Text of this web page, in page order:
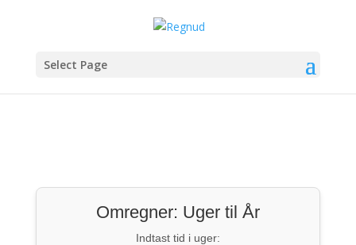
Select Page
Omregner: Uger til År
Indtast tid i uger: